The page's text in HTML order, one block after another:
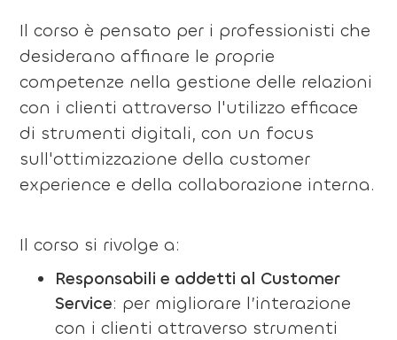
Il corso è pensato per i professionisti che
desiderano affinare le proprie
competenze nella gestione delle relazioni
con i clienti attraverso l'utilizzo efficace
di strumenti digitali, con un focus
sull'ottimizzazione della customer
experience e della collaborazione interna.
Il corso si rivolge a:
Responsabili e addetti al Customer
Service: per migliorare l’interazione
con i clienti attraverso strumenti